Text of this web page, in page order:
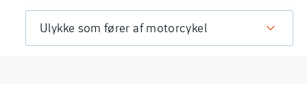
Ulykke som fører af motorcykel